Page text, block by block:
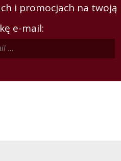
i promocjach na twoją
e-mail: